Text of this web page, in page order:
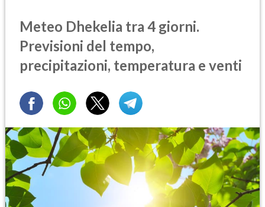
Meteo Dhekelia tra 4 giorni.
Previsioni del tempo,
precipitazioni, temperatura e venti